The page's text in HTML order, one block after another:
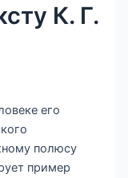
К. Г.
его
полюсу
пример